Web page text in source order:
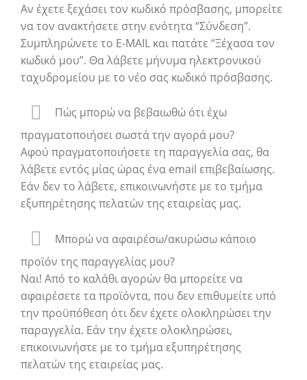
Αν έχετε ξεχάσει τον κωδικό πρόσβασης, μπορείτε
να τον ανακτήσετε στην ενότητα “Σύνδεση”.
Συμπληρώνετε το E-MAIL και πατάτε “Ξέχασα τον
κωδικό μου”. Θα λάβετε μήνυμα ηλεκτρονικού
ταχυδρομείου με το νέο σας κωδικό πρόσβασης.
Πώς μπορώ να βεβαιωθώ ότι έχω
πραγματοποιήσει σωστά την αγορά μου?
Αφού πραγματοποιήσετε τη παραγγελία σας, θα
λάβετε εντός μίας ώρας ένα email επιβεβαίωσης.
Εάν δεν το λάβετε, επικοινωνήστε με το τμήμα
εξυπηρέτησης πελατών της εταιρείας μας.
Μπορώ να αφαιρέσω/ακυρώσω κάποιο
προϊόν της παραγγελίας μου?
Ναι! Από το καλάθι αγορών θα μπορείτε να
αφαιρέσετε τα προϊόντα, που δεν επιθυμείτε υπό
την προϋπόθεση ότι δεν έχετε ολοκληρώσει την
παραγγελία. Εάν την έχετε ολοκληρώσει,
επικοινωνήστε με το τμήμα εξυπηρέτησης
πελατών της εταιρείας μας.